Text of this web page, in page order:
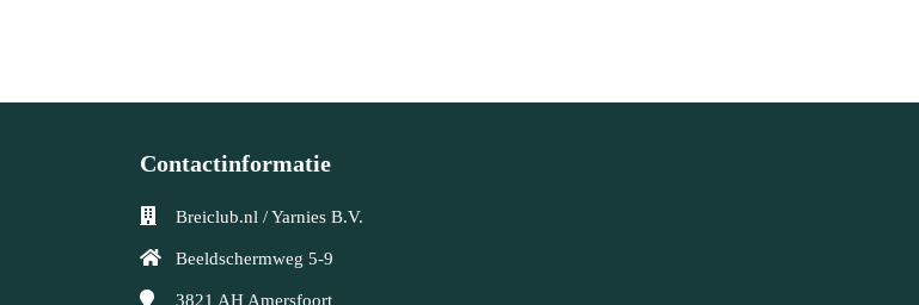
Contactinformatie
Breiclub.nl / Yarnies B.V.
Beeldschermweg 5-9
3821 AH Amersfoort